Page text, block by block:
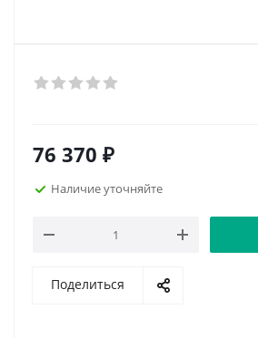
76 370 ₽
Наличие уточняйте
Поделиться